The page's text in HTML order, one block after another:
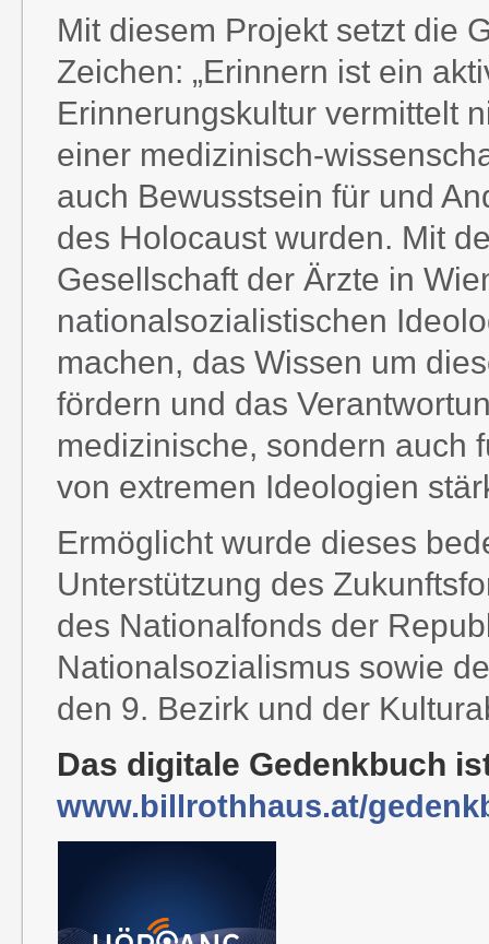
Mit diesem Projekt setzt die
Zeichen: „Erinnern ist ein
Erinnerungskultur vermittelt
einer medizinisch-
auch Bewusstsein für und
des Holocaust wurden. Mit
Gesellschaft der Ärzte in
nationalsozialistischen
machen, das Wissen um
fördern und das
medizinische, sondern auch
von extremen Ideologien
Ermöglicht wurde dieses
Unterstützung des
des Nationalfonds der
Nationalsozialismus sowie
den 9. Bezirk und der
Das digitale Gedenkbuch
www.billrothhaus.at/